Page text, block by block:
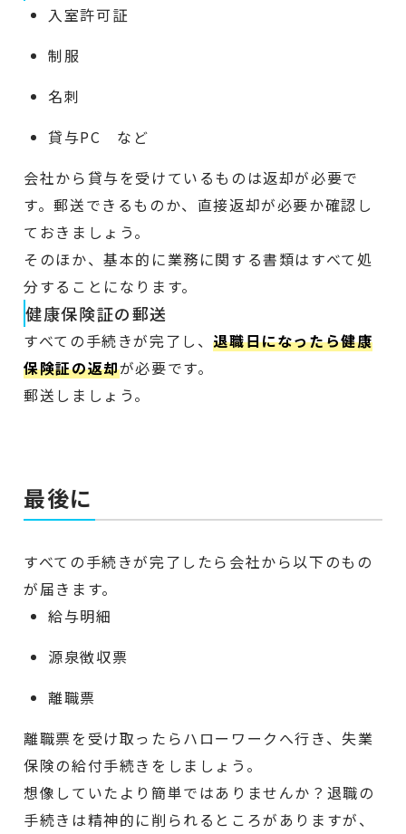
入室許可証
制服
名刺
貸与PC など
会社から貸与を受けているものは返却が必要で
す。郵送できるものか、直接返却が必要か確認し
ておきましょう。
そのほか、基本的に業務に関する書類はすべて処
分することになります。
健康保険証の郵送
すべての手続きが完了し、退職日になったら健康
保険証の返却が必要です。
郵送しましょう。
最後に
すべての手続きが完了したら会社から以下のもの
が届きます。
給与明細
源泉徴収票
離職票
離職票を受け取ったらハローワークへ行き、失業
保険の給付手続きをしましょう。
想像していたより簡単ではありませんか？退職の
手続きは精神的に削られるところがありますが、